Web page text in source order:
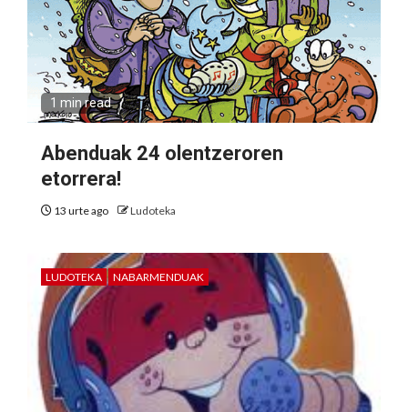
1 min read
Abenduak 24 olentzeroren
etorrera!
13 urte ago Ludoteka
LUDOTEKA NABARMENDUAK